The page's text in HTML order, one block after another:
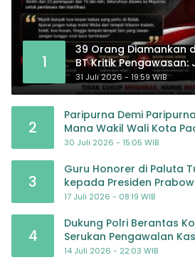
1
39 Orang Diamankan
BT Kritik
Masyarakat Bergerak
Bertindak
31 Juli 2026 - 19:59 WIB
2
Paripurna Demi
Mana Wakil Wali Kota
30 Juli 2026 - 15:05 WIB
3
Guru Honorer di Paluta
kepada Presiden
atas Dugaan Kriminalisasi
17 Juli 2026 - 08:19 WIB
4
Dukung Polri Berantas
Serukan Pengawalan
Jampidsus hingga Tuntas
14 Juli 2026 - 22:03 WIB